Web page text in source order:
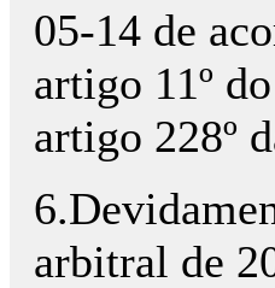
05-14 de
artigo 11º
artigo 228º
arbitral de